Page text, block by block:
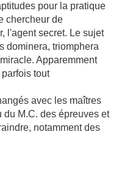
pour la pratique
chercheur de
l'agent secret. Le sujet
dominera, triomphera
Apparemment
tout
avec les maîtres
M.C. des épreuves et
notamment des